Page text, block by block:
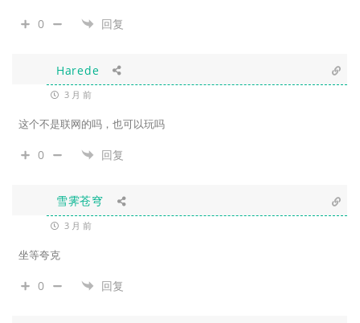
0 回复
Harede
3 月 前
这个不是联网的吗，也可以玩吗
0 回复
雪霁苍穹
3 月 前
坐等夸克
0 回复